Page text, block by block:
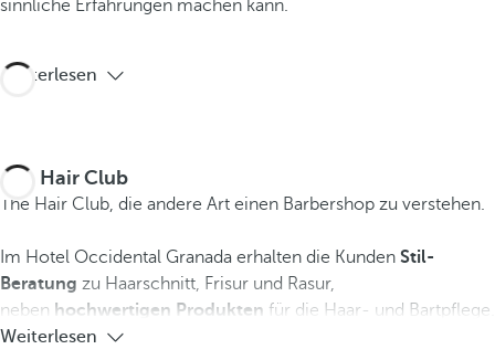
sinnliche Erfahrungen machen kann.
Weiterlesen
The Hair Club
The Hair Club, die andere Art einen Barbershop zu verstehen.
Im Hotel Occidental Granada erhalten die Kunden Stil-
Beratung zu Haarschnitt, Frisur und Rasur,
neben hochwertigen Produkten für die Haar- und Bartpflege.
Weiterlesen